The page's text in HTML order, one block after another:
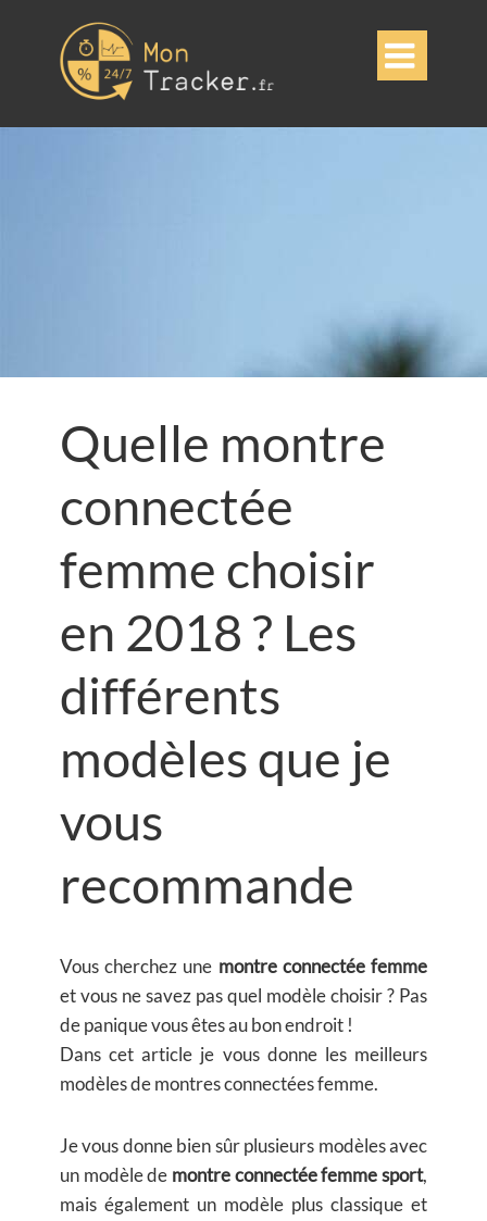

Quelle montre
connectée
femme choisir
en 2018 ? Les
différents
modèles que je
vous
recommande
Vous cherchez une montre connectée femme
et vous ne savez pas quel modèle choisir ? Pas
de panique vous êtes au bon endroit !
Dans cet article je vous donne les meilleurs
modèles de montres connectées femme.
Je vous donne bien sûr plusieurs modèles avec
un modèle de montre connectée femme sport,
mais également un modèle plus classique et